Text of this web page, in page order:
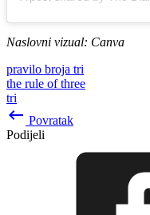
Naslovni vizual: Canva
pravilo broja tri
the rule of three
tri
keyboard_backspace Povratak
Podijeli